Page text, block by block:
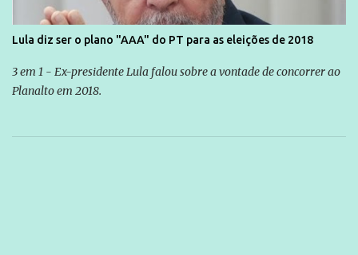
Lula diz ser o plano "AAA" do PT para as eleições de 2018
3 em 1 - Ex-presidente Lula falou sobre a vontade de concorrer ao
Planalto em 2018.